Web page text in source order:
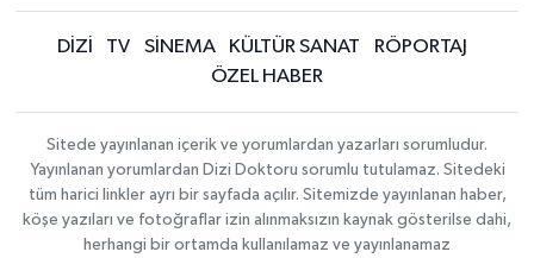
DİZİ TV SİNEMA KÜLTÜR SANAT
RÖPORTAJ
ÖZEL HABER
Sitede yayınlanan içerik ve yorumlardan yazarları sorumludur.
Yayınlanan yorumlardan Dizi Doktoru sorumlu tutulamaz. Sitedeki
tüm harici linkler ayrı bir sayfada açılır. Sitemizde yayınlanan haber,
köşe yazıları ve fotoğraflar izin alınmaksızın kaynak gösterilse dahi,
herhangi bir ortamda kullanılamaz ve yayınlanamaz